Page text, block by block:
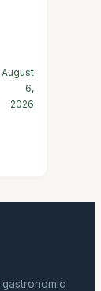
August
6,
2026